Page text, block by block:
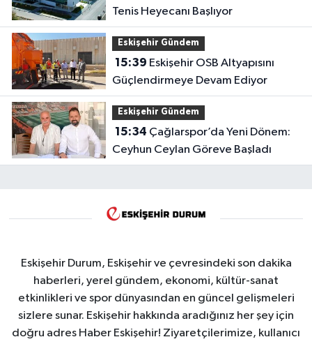
Tenis Heyecanı Başlıyor
Eskişehir Gündem
15:39
Güçlendirmeye Devam Ediyor
Eskişehir Gündem
15:34
Ceyhun Ceylan Göreve Başladı
Eskişehir Durum, Eskişehir ve çevresindeki son dakika
haberleri, yerel gündem, ekonomi, kültür-sanat
etkinlikleri ve spor dünyasından en güncel gelişmeleri
sizlere sunar. Eskişehir hakkında aradığınız her şey için
doğru adres Haber Eskişehir! Ziyaretçilerimize, kullanıcı